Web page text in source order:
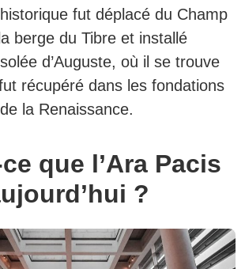
fut déplacé du Champ
berge du Tibre et installé
d’Auguste, où il se trouve
récupéré dans les fondations
la Renaissance.
que l’Ara Pacis
?